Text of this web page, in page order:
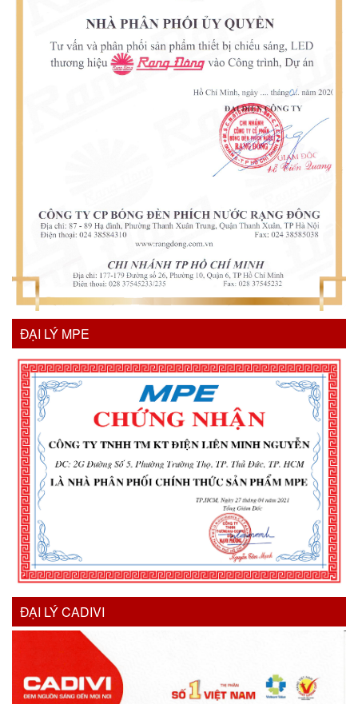
ĐẠI LÝ MPE
ĐẠI LÝ CADIVI